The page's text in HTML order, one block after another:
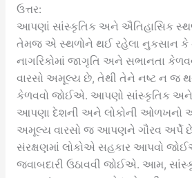
ઉત્તર:
આપણાં સાંસ્કૃતિક અને ઐતિહાસિક
તેમજ એ સ્થળોને થઈ રહેલા નુકસાન કે
નાગરિકોમાં જાગૃતિ અને સભાનતા
વારસો અમૂલ્ય છે, તેથી તેને નષ્ટ ન જ
કેળવવો જોઈએ. આપણો સાંસ્કૃતિક અને
આપણા દેશની અને લોકોની ઓળખનો
અમૂલ્ય વારસો જ આપણને ગૌરવ અર્પે
સંરક્ષણમાં લોકોએ સહકાર આપવો
જવાબદારી ઉઠાવવી જોઈએ. આમ,